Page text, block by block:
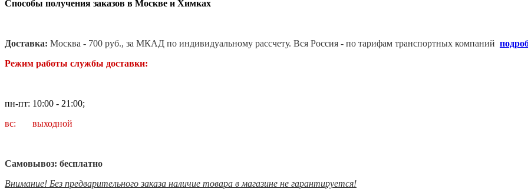
Способы получения заказов в Москве и Химках
Доставка: Москва - 700 руб., за МКАД по индивидуальному рассчету. Вся Россия - по тарифам транспортных компаний
Режим работы службы доставки:
пн-пт: 10:00 - 21:00;
вс: выходной
Самовывоз: бесплатно
Внимание! Без предварительного заказа наличие товара в магазине не гарантируется!